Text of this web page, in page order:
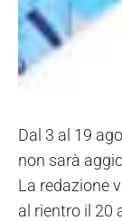
Dal 3 al 19
non sarà
La redazione
al rientro il 20